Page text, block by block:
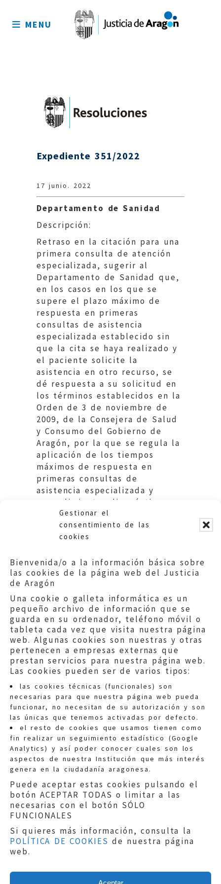
Gestionar el
consentimiento de las
cookies
Bienvenida/o a la información básica sobre
las cookies de la página web del Justicia
de Aragón
Una cookie o galleta informática es un
pequeño archivo de información que se
guarda en su ordenador, teléfono móvil o
tableta cada vez que visita nuestra página
web. Algunas cookies son nuestras y otras
pertenecen a empresas externas que
prestan servicios para nuestra página web.
Las cookies pueden ser de varios tipos:
las cookies técnicas (funcionales) son
necesarias para que nuestra página web pueda
funcionar, no necesitan de su autorización y son
las únicas que tenemos activadas por defecto.
el resto de cookies que usamos tienen como
fin realizar un seguimiento estadístico (Google
Analytics) y así poder conocer cuales son los
aspectos de nuestra Institución que más interés
genera en la ciudadanía aragonesa.
Puede aceptar estas cookies pulsando el
botón ACEPTAR TODAS o limitar a las
necesarias con el botón SÓLO
FUNCIONALES
Si quieres más información, consulta la
POLÍTICA DE COOKIES de nuestra página
web.
sitio
MENU
Expediente 351/2022
17 junio. 2022
Departamento de Sanidad
Descripción:
Retraso en la citación para una
primera consulta de atención
especializada, sugerir al
Departamento de Sanidad que,
en los casos en los que se
supere el plazo máximo de
respuesta en primeras
consultas de asistencia
especializada establecido sin
que la cita se haya realizado y
el paciente solicite la
asistencia en otro recurso, se
dé respuesta a su solicitud en
los términos establecidos en la
Orden de 3 de noviembre de
2009, de la Consejera de Salud
y Consumo del Gobierno de
Aragón, por la que se regula la
aplicación de los tiempos
máximos de respuesta en
primeras consultas de
asistencia especializada y
procedimientos diagnósticos en
el Sistema de Salud de Aragón.
Quejas:quejas@eljusticiadearagon.es
Información general:
informacion@eljusticiadearagon.es
Teléfonos:900 210 210/
Aviso legal|Política de privacidad|
Protección de Datos
Política de cookies